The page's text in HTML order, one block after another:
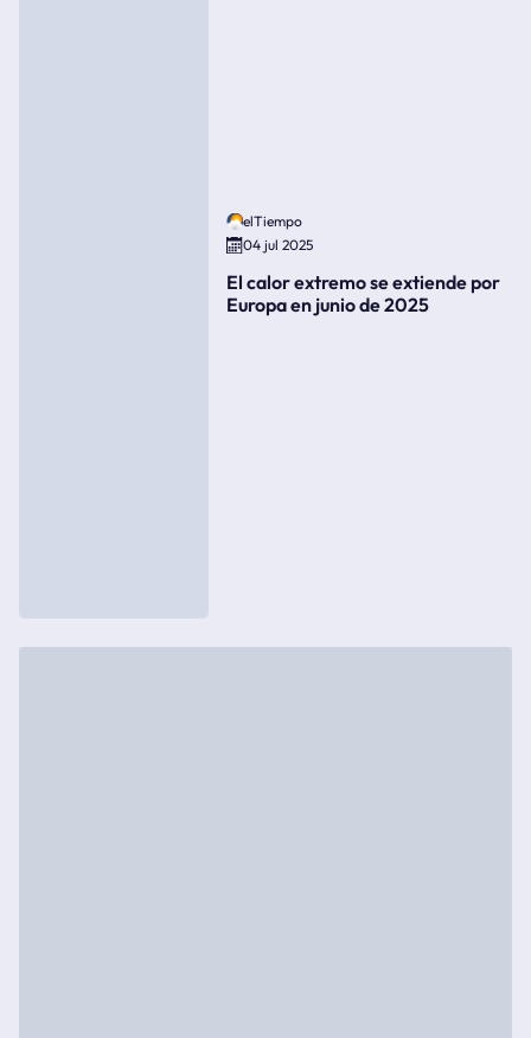
elTiempo
04 jul 2025
El calor extremo se extiende por
Europa en junio de 2025